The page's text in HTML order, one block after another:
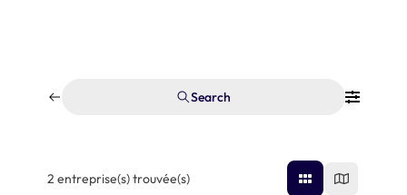
Search
2 entreprise(s) trouvée(s)